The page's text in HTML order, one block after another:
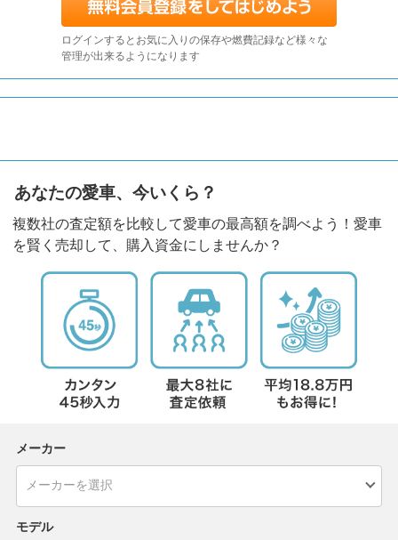
ログインするとお気に入りの保存や燃費記録など様々な
管理が出来るようになります
あなたの愛車、今いくら？
複数社の査定額を比較して愛車の最高額を調べよう！愛車
を賢く売却して、購入資金にしませんか？
メーカー
モデル